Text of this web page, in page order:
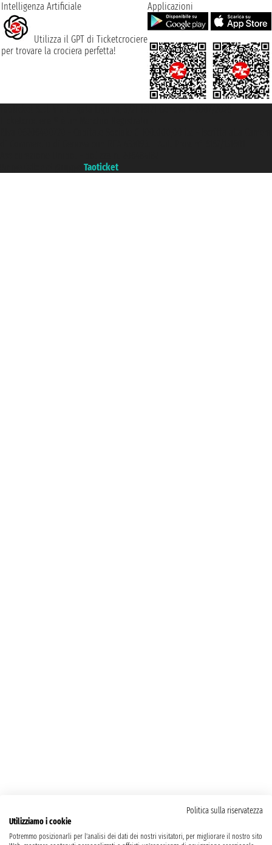
Intelligenza Artificiale
Utilizza il GPT di Ticketcrociere
per trovare la crociera perfetta!
Applicazioni
Taoticket
Politica sulla riservatezza
Utilizziamo i cookie
Potremmo posizionarli per l'analisi dei dati dei nostri visitatori, per migliorare il nostro sito